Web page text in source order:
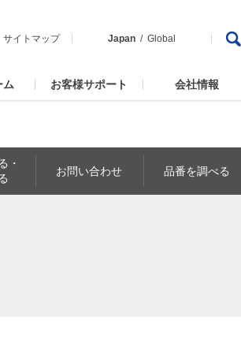
サイトマップ Japan Global
ム お客様サポート 会社情報
・
お問い合わせ 品番を調べる